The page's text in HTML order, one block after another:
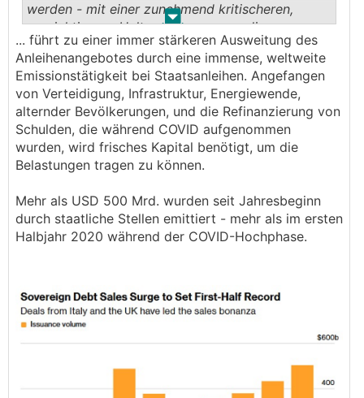
. .
werden - mit einer zunehmend kritischeren,
vorsichtigeren Haltung dessen was die
Schuldentragfähigkeit aufgrund der
wirtschaftlichen, demografischen, etc. Lage
angeht.
... führt zu einer immer stärkeren Ausweitung des
Anleihenangebotes durch eine immense, weltweite
Emissionstätigkeit bei Staatsanleihen. Angefangen
von Verteidigung, Infrastruktur, Energiewende,
alternder Bevölkerungen, und die Refinanzierung von
Schulden, die während COVID aufgenommen
wurden, wird frisches Kapital benötigt, um die
Belastungen tragen zu können.
Mehr als USD 500 Mrd. wurden seit Jahresbeginn
durch staatliche Stellen emittiert - mehr als im ersten
Halbjahr 2020 während der COVID-Hochphase.